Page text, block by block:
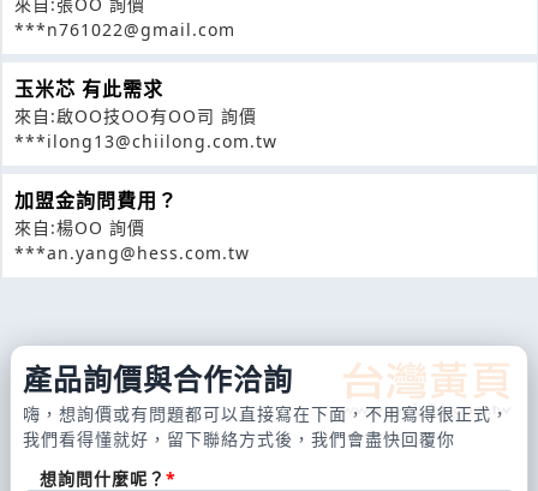
***n761022@gmail.com
玉米芯 有此需求
來自:啟OO技OO有OO司 詢價
***ilong13@chiilong.com.tw
加盟金詢問費用？
來自:楊OO 詢價
***an.yang@hess.com.tw
產品詢價與合作洽詢
嗨，想詢價或有問題都可以直接寫在下面，不用寫得很正式，
我們看得懂就好，留下聯絡方式後，我們會盡快回覆你
想詢問什麼呢？